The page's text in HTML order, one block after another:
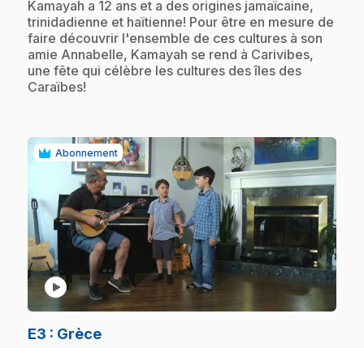
.Kamayah a 12 ans et a des origines jamaïcaine,
trinidadienne et haïtienne! Pour être en mesure de
faire découvrir l'ensemble de ces cultures à son
amie Annabelle, Kamayah se rend à Carivibes,
une fête qui célèbre les cultures des îles des
Caraïbes!
Abonnement
play_circle
E3 : Grèce.